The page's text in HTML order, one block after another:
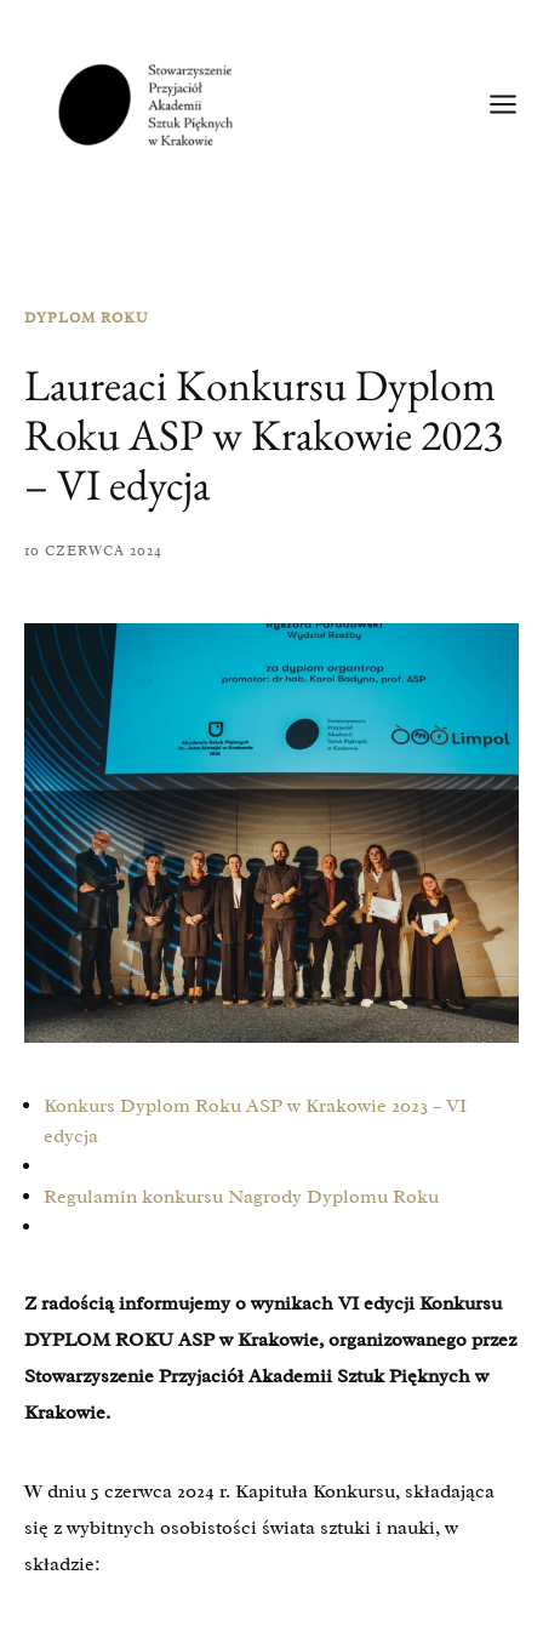
DYPLOM ROKU
Laureaci Konkursu Dyplom
Roku ASP w Krakowie 2023
– VI edycja
10 CZERWCA 2024
Konkurs Dyplom Roku ASP w Krakowie 2023 – VI
edycja
Regulamin konkursu Nagrody Dyplomu Roku
Z radością informujemy o wynikach VI edycji Konkursu
DYPLOM ROKU ASP w Krakowie, organizowanego przez
Stowarzyszenie Przyjaciół Akademii Sztuk Pięknych w
Krakowie.
W dniu 5 czerwca 2024 r. Kapituła Konkursu, składająca
się z wybitnych osobistości świata sztuki i nauki, w
składzie: